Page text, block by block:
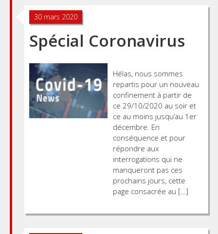
30 mars 2020
Spécial Coronavirus
Hélas, nous sommes
repartis pour un nouveau
confinement à partir de
ce 29/10/2020 au soir et
ce au moins jusqu’au 1er
décembre. En
conséquence et pour
répondre aux
interrogations qui ne
manqueront pas ces
prochains jours, cette
page consacrée au […]